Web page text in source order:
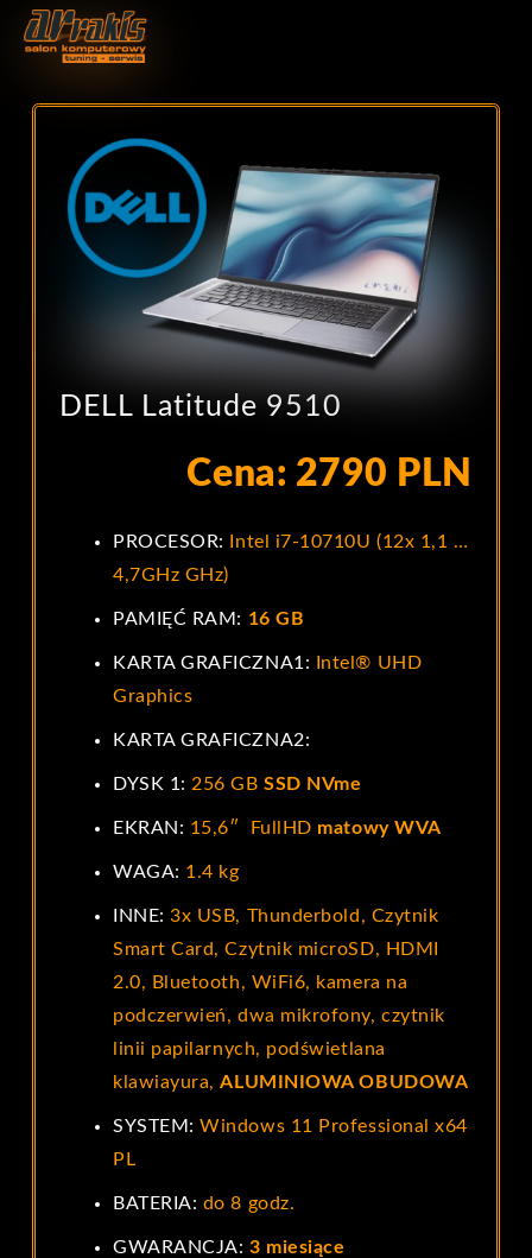
DELL Latitude 9510
Cena: 2790 PLN
PROCESOR:
Intel i7-10710U (12x 1,1 …
4,7GHz GHz)
PAMIĘĆ RAM: 16 GB
KARTA GRAFICZNA1:
Intel® UHD
Graphics
KARTA GRAFICZNA2:
DYSK 1: 256 GBSSD NVme
EKRAN: 15,6″ FullHD matowy WVA
WAGA: 1.4 kg
INNE: 3x USB, Thunderbold, Czytnik
Smart Card, Czytnik microSD, HDMI
2.0, Bluetooth, WiFi6, kamera na
podczerwień, dwa mikrofony, czytnik
linii papilarnych, podświetlana
klawiayura,ALUMINIOWA OBUDOWA
SYSTEM: Windows 11 Professional x64
PL
BATERIA: do 8 godz.
GWARANCJA: 3 miesiące